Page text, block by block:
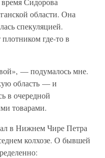
области. Она
спекуляцией.
где-то в
— подумалось мне.
область — и
в очередной
товарами.
в Нижнем Чире Петра
колхозе. О бывшей